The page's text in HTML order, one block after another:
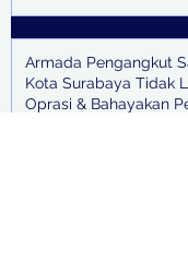
Armada Pengangkut
Kota Surabaya Tidak
Oprasi & Bahayakan